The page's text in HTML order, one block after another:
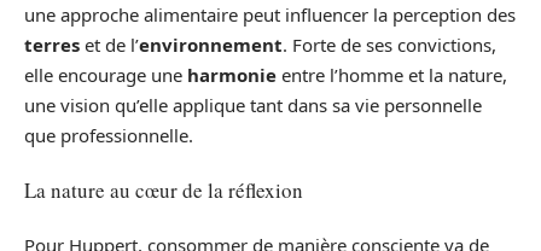
une approche alimentaire peut influencer la perception des
terres et de l’environnement. Forte de ses convictions,
elle encourage une harmonie entre l’homme et la nature,
une vision qu’elle applique tant dans sa vie personnelle
que professionnelle.
La nature au cœur de la réflexion
Pour Huppert, consommer de manière consciente va de